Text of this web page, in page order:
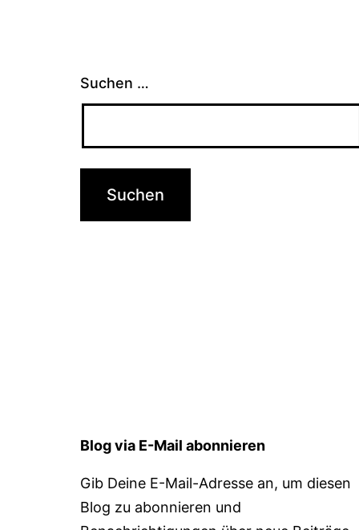
Suchen …
Blog via E-Mail abonnieren
Gib Deine E-Mail-Adresse an, um diesen
Blog zu abonnieren und